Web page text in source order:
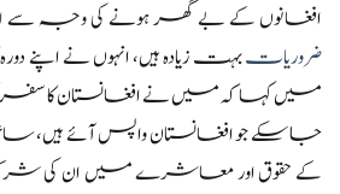
افغانوں کے بے گھر ہونے کی وجہ سے
ضروریاتبہت زیادہ ہیں، انہوں نے اپنے
میں کہا کہ میں نے افغانستان کا سفر کیا
جا سکے جو افغانستان واپس آئے ہیں، ساتھ
کے حقوق اور معاشرے میں ان کی